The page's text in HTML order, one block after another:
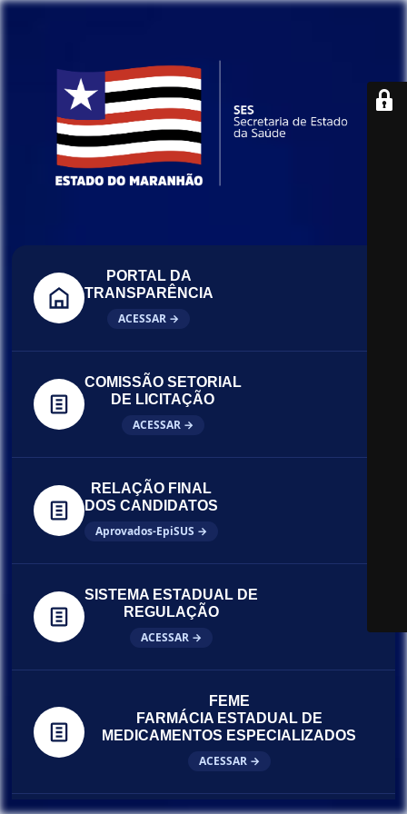
PORTAL DA
TRANSPARÊNCIA
ACESSAR →
COMISSÃO SETORIAL
DE LICITAÇÃO
ACESSAR →
RELAÇÃO FINAL
DOS CANDIDATOS
Aprovados-EpiSUS →
SISTEMA ESTADUAL DE
REGULAÇÃO
ACESSAR →
FEME
FARMÁCIA ESTADUAL DE
MEDICAMENTOS ESPECIALIZADOS
ACESSAR →